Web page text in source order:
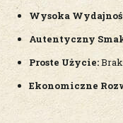
Wysoka
Autentyczny
Proste Użycie:
Ekonomiczne